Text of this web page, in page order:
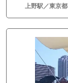
上野駅／東京都